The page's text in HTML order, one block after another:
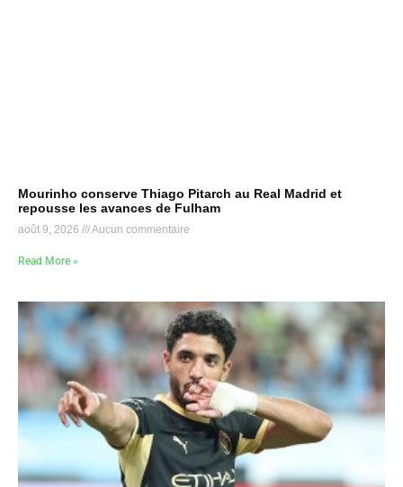
Mourinho conserve Thiago Pitarch au Real Madrid et
repousse les avances de Fulham
août 9, 2026 Aucun commentaire
Read More »